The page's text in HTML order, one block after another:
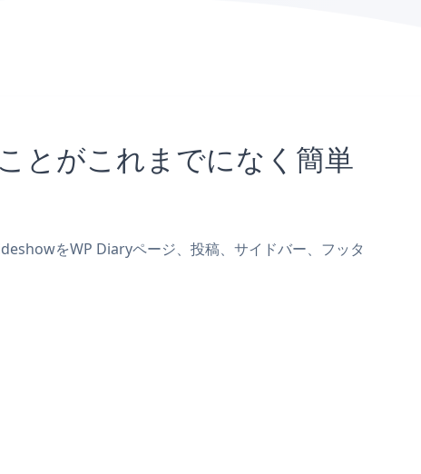
がこれまでになく簡単
をWP Diaryページ、投稿、サイドバー、フッタ